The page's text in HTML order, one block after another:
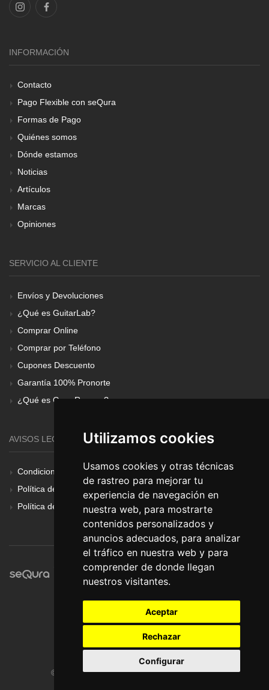
Utilizamos cookies
Usamos cookies y otras técnicas
de rastreo para mejorar tu
experiencia de navegación en
nuestra web, para mostrarte
contenidos personalizados y
anuncios adecuados, para analizar
el tráfico en nuestra web y para
comprender de donde llegan
nuestros visitantes.
Aceptar
Rechazar
Configurar
INFORMACIÓN
Contacto
Pago Flexible con seQura
Formas de Pago
Quiénes somos
Dónde estamos
Noticias
Artículos
Marcas
Opiniones
SERVICIO AL CLIENTE
Envíos y Devoluciones
¿Qué es GuitarLab?
Comprar Online
Comprar por Teléfono
Cupones Descuento
Garantía 100% Pronorte
¿Qué es Gear Renove?
AVISOS LEGALES
Condiciones Generales
Política de Cookies
Política de Privacidad
© Pronorte Sonido SL. Todos los derechos reservados.